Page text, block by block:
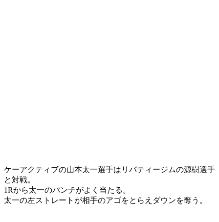
ケーアクティブの山本太一選手はリバティージムの源樹選手
と対戦。
1Rから太一のパンチがよく当たる。
太一の左ストレートが相手のアゴをとらえダウンを奪う。